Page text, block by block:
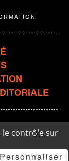
le contrôle sur
Personnaliser
X